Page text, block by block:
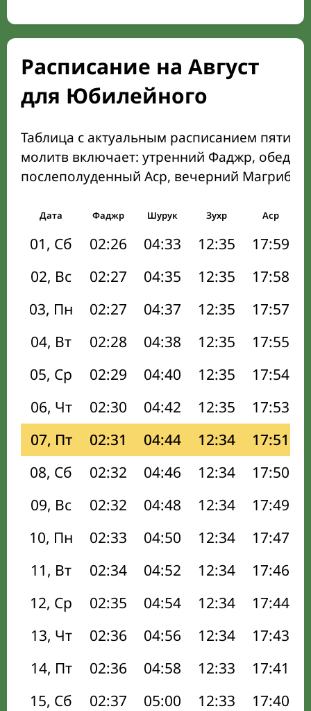
Расписание на Август
для Юбилейного
Таблица с актуальным расписанием пяти
молитв включает: утренний Фаджр,
послеполуденный Аср, вечерний Магриб
Дата Фаджр Шурук Зухр Аср
01, Сб 02:26 04:33 12:35 17:59
02, Вс
02:27 04:35 12:35 17:58
03, Пн
02:27 04:37 12:35 17:57
04, Вт
02:28 04:38 12:35 17:55
05, Ср
02:29 04:40 12:35 17:54
06, Чт
02:30 04:42 12:35 17:53
07, Пт
02:31 04:44 12:34 17:51
08, Сб
02:32 04:46 12:34 17:50
09, Вс
02:32 04:48 12:34 17:49
10, Пн
02:33 04:50 12:34 17:47
11, Вт
02:34 04:52 12:34 17:46
12, Ср
02:35 04:54 12:34 17:44
13, Чт
02:36 04:56 12:34 17:43
14, Пт
02:36 04:58 12:33 17:41
15, Сб
02:37 05:00 12:33 17:40